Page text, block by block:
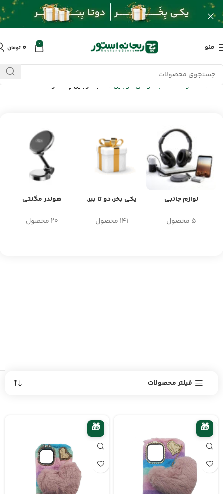
منو 0 ۰ تومان
خانه/محصولات/قاب گوشی موبایل/قاب موبایل پشمالو
لوازم جانبی
5 محصول
یکی بخر، دو تا ببر.
141 محصول
هولدر مگنتی
20 محصول
فیلتر محصولات
🎁
🎁